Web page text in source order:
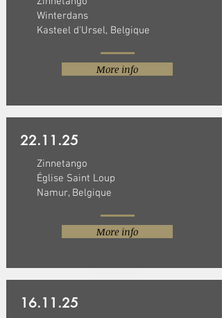
Winterdans
Kasteel d'Ursel, Belgique
More info
22.11.25
Zinnetango
Église Saint Loup
Namur, Belgique
More info
16.11.25